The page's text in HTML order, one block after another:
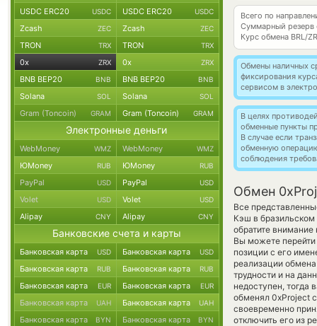
Всего по
Суммарный резерв
Курс обмена BRL/
Обмены наличных
фиксирования
сервисом в
В целях
обменные пункты
В случае если
обменную
соблюдения
Обмен
Все
Кэш в
обратите
Вы можете
позиции с его
реализации
трудности и на
недоступен, тогда
обменял 0xProject
своевременно
отключить его из
USDC ERC20 USDC USDC ERC20 USDC
Zcash ZEC Zcash ZEC
TRON TRX TRON TRX
0x ZRX 0x ZRX
BNB BEP20 BNB BNB BEP20 BNB
Solana SOL Solana SOL
Gram (Toncoin) GRAM Gram (Toncoin) GRAM
Электронные деньги
WebMoney WMZ WebMoney WMZ
ЮMoney RUB ЮMoney RUB
PayPal USD PayPal USD
Volet USD Volet USD
Alipay CNY Alipay CNY
Банковские счета и карты
Банковская карта USD Банковская карта USD
Банковская карта RUB Банковская карта RUB
Банковская карта EUR Банковская карта EUR
Банковская карта UAH Банковская карта UAH
Банковская карта BYN Банковская карта BYN